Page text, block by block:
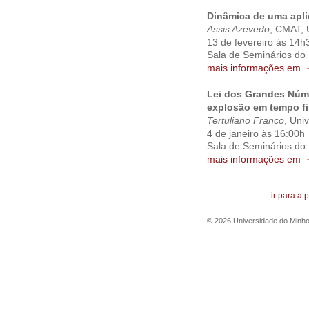
Dinâmica de uma
Assis Azevedo, CMAT,
13 de fevereiro às
Sala de Seminários
mais informações em
Lei dos Grandes
explosão em tempo
Tertuliano Franco,
4 de janeiro às 16:00h
Sala de Seminários
mais informações em
ir para a
© 2026 Universidade do Minho